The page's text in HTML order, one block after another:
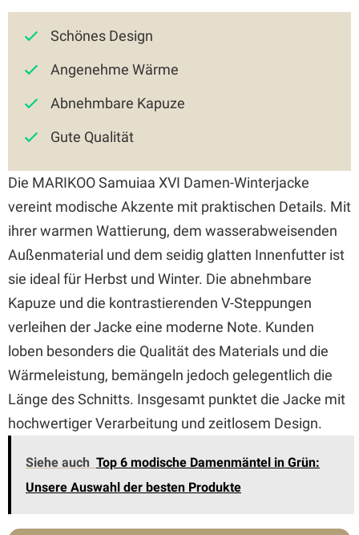
Schönes Design
Angenehme Wärme
Abnehmbare Kapuze
Gute Qualität
Die MARIKOO Samuiaa XVI Damen-Winterjacke
vereint modische Akzente mit praktischen Details. Mit
ihrer warmen Wattierung, dem wasserabweisenden
Außenmaterial und dem seidig glatten Innenfutter ist
sie ideal für Herbst und Winter. Die abnehmbare
Kapuze und die kontrastierenden V-Steppungen
verleihen der Jacke eine moderne Note. Kunden
loben besonders die Qualität des Materials und die
Wärmeleistung, bemängeln jedoch gelegentlich die
Länge des Schnitts. Insgesamt punktet die Jacke mit
hochwertiger Verarbeitung und zeitlosem Design.
Siehe auch Top 6 modische Damenmäntel in Grün:
Unsere Auswahl der besten Produkte